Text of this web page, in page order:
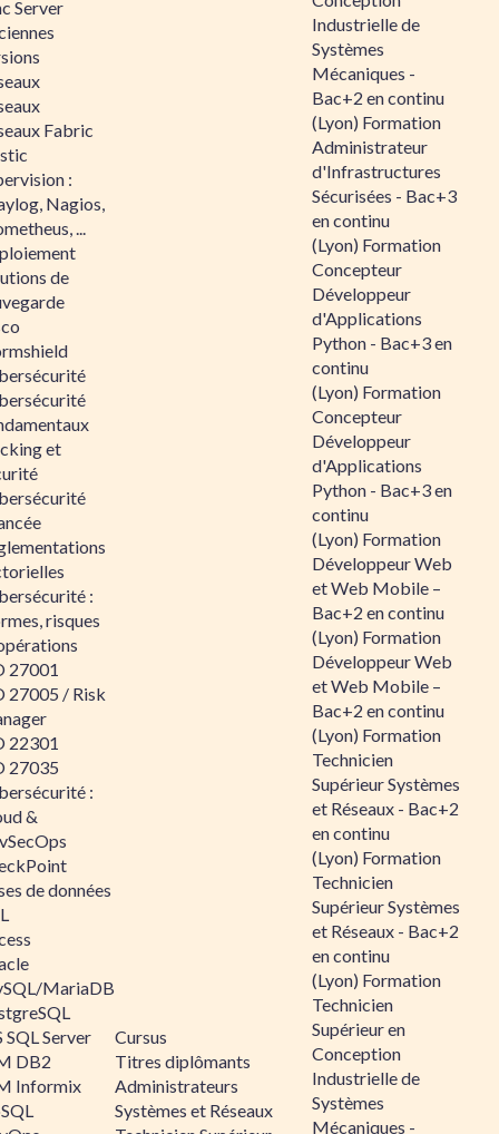
Server
Fabric
:
Nagios,
...
de
et
:
risques
27001
27005 / Risk
22301
27035
:
&
de données
MariaDB
SQL Server
DB2
Informix
Cursus
Titres diplômants
Administrateurs
Systèmes et Réseaux
Industrielle de
Systèmes
Mécaniques -
Bac+2 en continu
(Lyon) Formation
Administrateur
d'Infrastructures
Sécurisées - Bac+3
en continu
(Lyon) Formation
Concepteur
Développeur
d'Applications
Python - Bac+3 en
continu
(Lyon) Formation
Concepteur
Développeur
d'Applications
Python - Bac+3 en
continu
(Lyon) Formation
Développeur Web
et Web Mobile –
Bac+2 en continu
(Lyon) Formation
Développeur Web
et Web Mobile –
Bac+2 en continu
(Lyon) Formation
Technicien
Supérieur Systèmes
et Réseaux - Bac+2
en continu
(Lyon) Formation
Technicien
Supérieur Systèmes
et Réseaux - Bac+2
en continu
(Lyon) Formation
Technicien
Supérieur en
Conception
Industrielle de
Systèmes
Mécaniques -